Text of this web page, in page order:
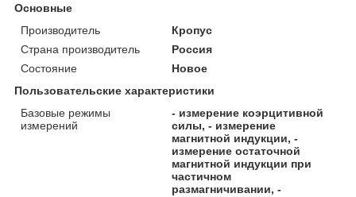
Основные
Производитель
Кропус
Страна производитель
Россия
Состояние
Новое
Пользовательские характеристики
Базовые режимы
измерений
- измерение коэрцитивной
силы, - измерение
магнитной индукции, -
измерение остаточной
магнитной индукции при
частичном
размагничивании, -